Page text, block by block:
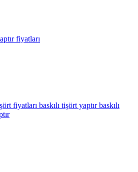
fiyatları
fiyatları baskılı tişört yaptır baskılı